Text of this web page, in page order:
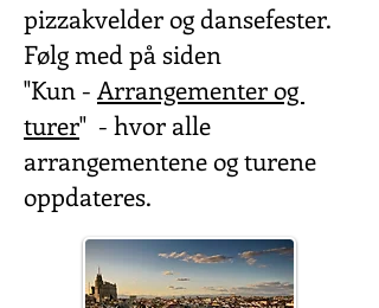
pizzakvelder og dansefester.
Følg med på siden
"Kun - Arrangementer og
turer" - hvor alle
arrangementene og turene
oppdateres.